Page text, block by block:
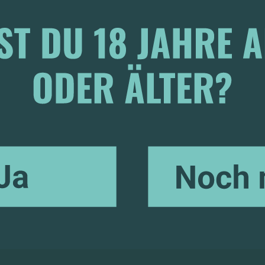
Zusätzliche
Sommergefühle zum
Hol dir unser brandneues &
ersten Ausflüge.
Du bekommst zwei
dazu! So
Kommentare bei der